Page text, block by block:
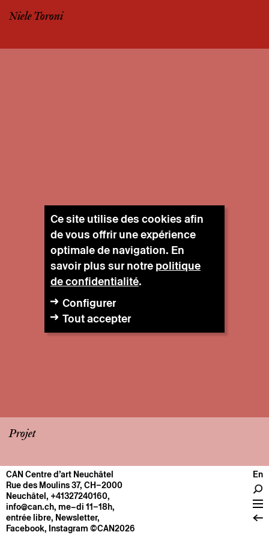
Niele Toroni
Projet
CENTRE
Infos pratiques
Fonctionnement
À propos
CAN Centre d’art Neuchâtel
Rue des Moulins 37, CH–2000
Neuchâtel, +41327240160,
info@can.ch, me–di 11–18h,
entrée libre, Newsletter,
Facebook, Instagram ©CAN2026
En
Ce site utilise des cookies afin
de vous offrir une expérience
optimale de navigation. En
savoir plus sur notre politique
de confidentialité.
Configurer
Tout accepter